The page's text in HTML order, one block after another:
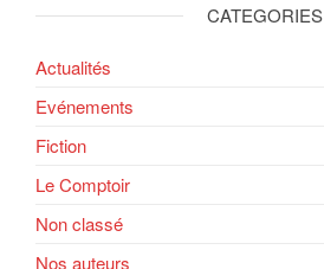
CATEGORIES
Actualités
Evénements
Fiction
Le Comptoir
Non classé
Nos auteurs